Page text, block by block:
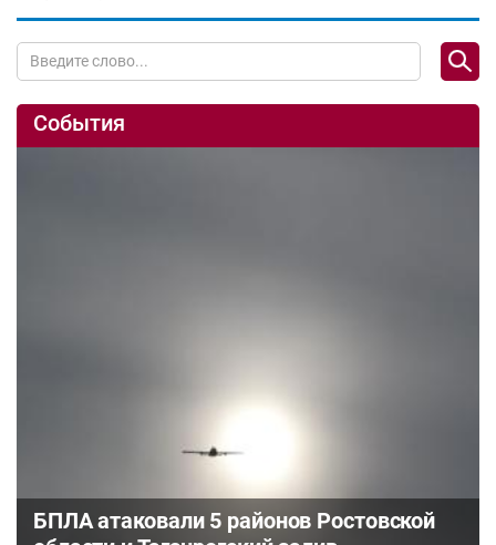
События
БПЛА атаковали 5 районов Ростовской